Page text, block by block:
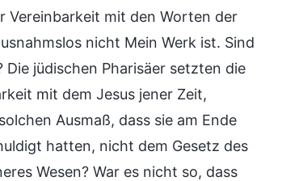
Vereinbarkeit mit den Worten der
nicht Mein Werk ist. Sind
Die jüdischen Pharisäer setzten die
mit dem Jesus jener Zeit,
Ausmaß, dass sie am Ende
hatten, nicht dem Gesetz des
Wesen? War es nicht so, dass